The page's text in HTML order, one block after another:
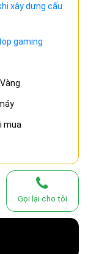
xây dựng cấu
gaming
mua
Gọi lại cho tôi